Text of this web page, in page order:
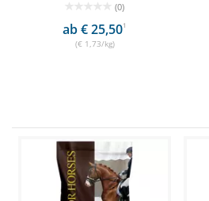
(0)
ab € 25,501
(€ 1,73/kg)